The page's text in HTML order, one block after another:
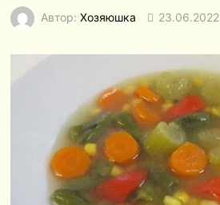
Автор: Хозяюшка 23.06.2022